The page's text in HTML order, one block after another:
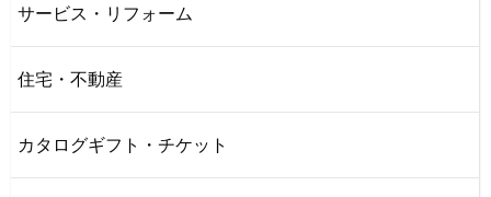
サービス・リフォーム
住宅・不動産
カタログギフト・チケット